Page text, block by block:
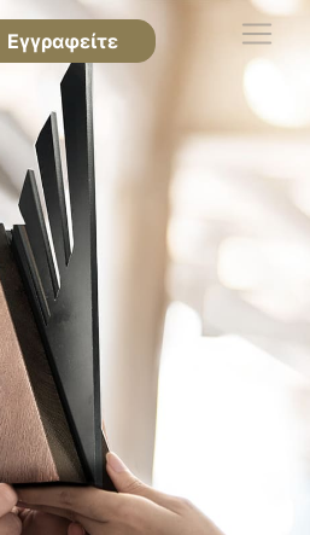
Εγγραφείτε